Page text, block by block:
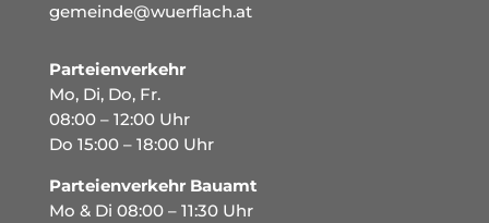
gemeinde@wuerflach.at
Parteienverkehr
Mo, Di, Do, Fr.
08:00 – 12:00 Uhr
Do 15:00 – 18:00 Uhr
Parteienverkehr Bauamt
Mo & Di 08:00 – 11:30 Uhr